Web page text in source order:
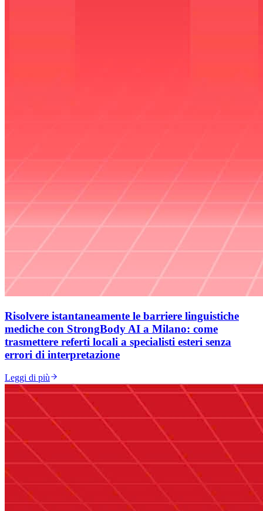
Risolvere istantaneamente le barriere linguistiche
mediche con StrongBody AI a Milano: come
trasmettere referti locali a specialisti esteri senza
errori di interpretazione
Leggi di più